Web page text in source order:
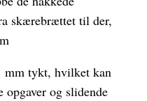
skærebrættet til der,
mm tykt, hvilket kan
og slidende